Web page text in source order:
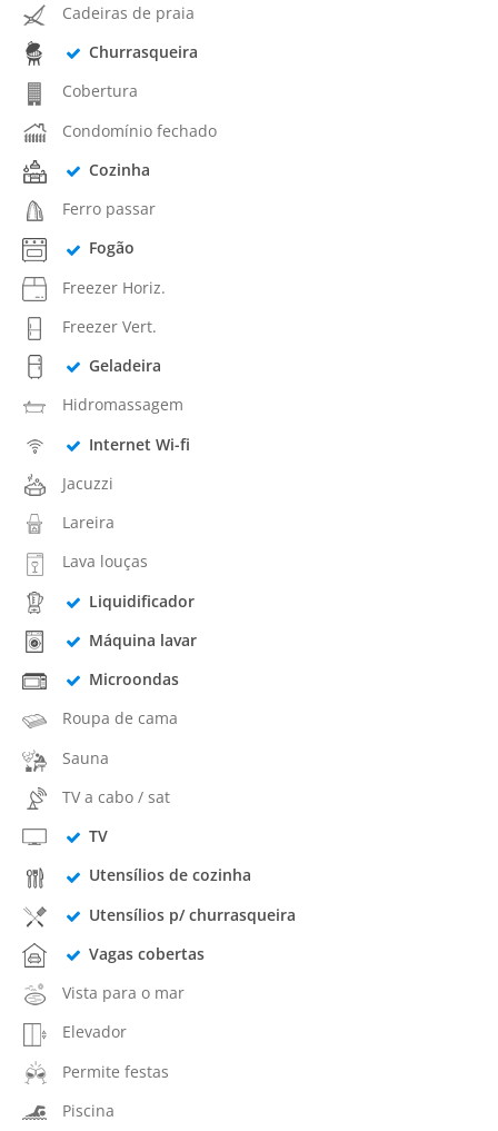
Cadeiras de praia
Churrasqueira
Cobertura
Condomínio fechado
Cozinha
Ferro passar
Fogão
Freezer Horiz.
Freezer Vert.
Geladeira
Hidromassagem
Internet Wi-fi
Jacuzzi
Lareira
Lava louças
Liquidificador
Máquina lavar
Microondas
Roupa de cama
Sauna
TV a cabo / sat
TV
Utensílios de cozinha
Utensílios p/ churrasqueira
Vagas cobertas
Vista para o mar
Elevador
Permite festas
Piscina